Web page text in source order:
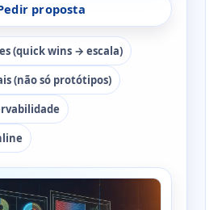
proposta
(quick wins → escala)
(não só protótipos)